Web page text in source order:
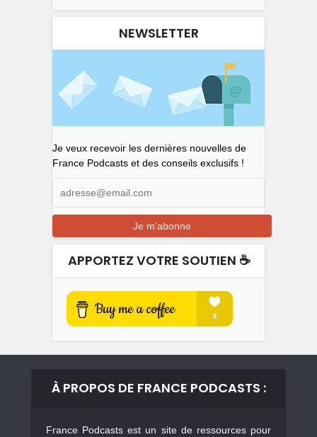
NEWSLETTER
Je veux recevoir les dernières nouvelles de
France Podcasts et des conseils exclusifs !
APPORTEZ VOTRE SOUTIEN ☕️
À PROPOS DE FRANCE PODCASTS :
France Podcasts est un site de ressources pour